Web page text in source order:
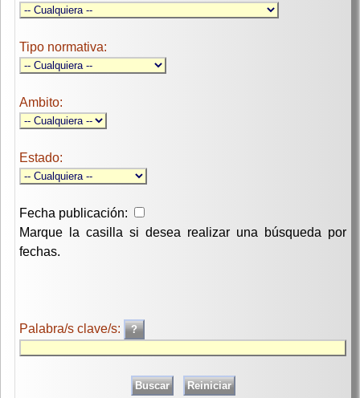
Tipo normativa:
Ambito:
Estado:
Fecha publicación:
Marque la casilla si desea realizar una búsqueda por
fechas.
Palabra/s clave/s: